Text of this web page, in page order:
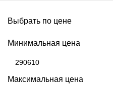
Выбрать по цене
Минимальная цена
Максимальная цена